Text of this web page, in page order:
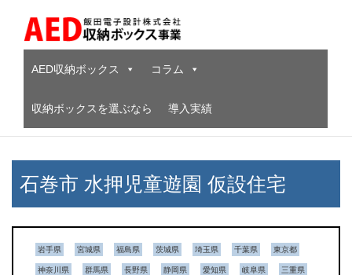
AED収納ボックス
コラム
収納ボックスを選ぶなら 導入実績
石巻市 水押児童遊園 仮設住宅
岩手県 宮城県 福島県 茨城県 埼玉県 千葉県 東京都
神奈川県 群馬県 長野県 静岡県 愛知県 岐阜県 三重県